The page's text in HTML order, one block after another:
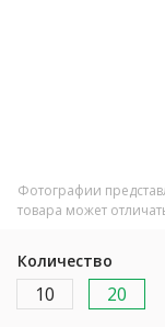
Фотографии
товара может
Количество
10 20